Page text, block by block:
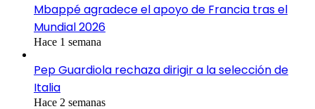
Mbappé agradece el apoyo de Francia tras el
Mundial 2026
Hace 1 semana
Pep Guardiola rechaza dirigir a la selección de
Italia
Hace 2 semanas